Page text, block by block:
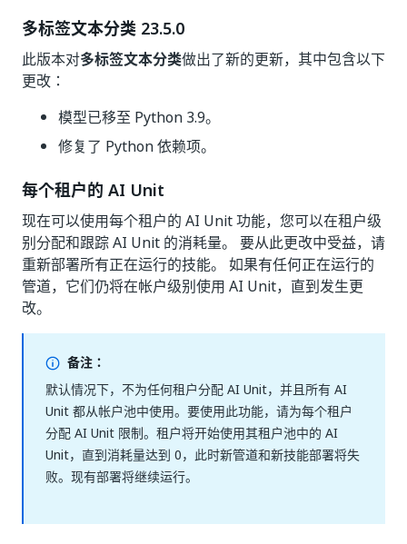
多标签文本分类 23.5.0
此版本对多标签文本分类做出了新的更新，其中包含以下
更改：
模型已移至 Python 3.9。
修复了 Python 依赖项。
每个租户的 AI Unit
现在可以使用每个租户的 AI Unit 功能，您可以在租户级
别分配和跟踪 AI Unit 的消耗量。 要从此更改中受益，请
重新部署所有正在运行的技能。 如果有任何正在运行的
管道，它们仍将在帐户级别使用 AI Unit，直到发生更
改。
备注：
默认情况下，不为任何租户分配 AI Unit，并且所有 AI
Unit 都从帐户池中使用。要使用此功能，请为每个租户
分配 AI Unit 限制。租户将开始使用其租户池中的 AI
Unit，直到消耗量达到 0，此时新管道和新技能部署将失
败。现有部署将继续运行。